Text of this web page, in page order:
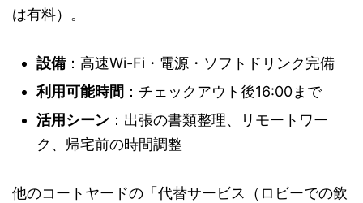
は有料）。
設備：高速Wi-Fi・電源・ソフトドリンク完備
利用可能時間 ：チェックアウト後16:00まで
活用シーン ：出張の書類整理、リモートワー
ク、帰宅前の時間調整
他のコートヤードの「代替サービス（ロビーでの飲